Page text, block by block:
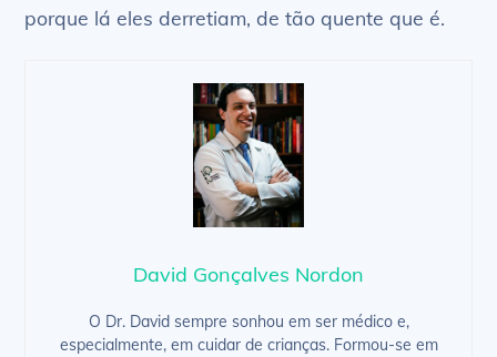
porque lá eles derretiam, de tão quente que é.
David Gonçalves Nordon
O Dr. David sempre sonhou em ser médico e,
especialmente, em cuidar de crianças. Formou-se em